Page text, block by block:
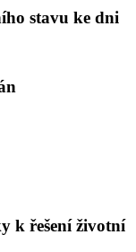
stavu ke dni
k řešení životní